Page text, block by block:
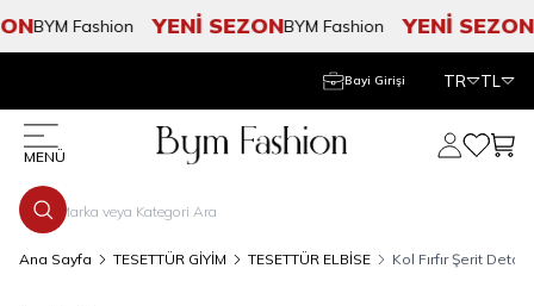
BYM Fashion YENİ SEZONBYM Fashion YENİ SEZON
Bayi Girişi TR TL
MENÜ
Hesabım
Ana Sayfa TESETTÜR GİYİM TESETTÜR ELBİSE Kol Fırfır Şerit